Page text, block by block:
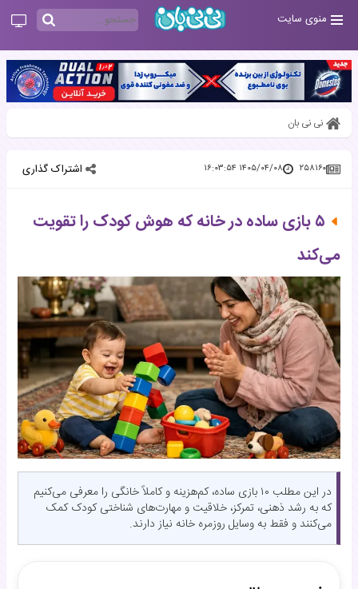
منوی سایت
نی نی بان
۲۵۸۱۶۰ ۱۴۰۵/۰۴/۰۸ ۱۶:۰۳:۵۴ اشتراک گذاری
۵ بازی ساده در خانه که هوش کودک را تقویت
می‌کند
در این مطلب ۱۰ بازی ساده، کم‌هزینه و کاملاً خانگی را معرفی می‌کنیم
که به رشد ذهنی، تمرکز، خلاقیت و مهارت‌های شناختی کودک کمک
می‌کنند و فقط به وسایل روزمره خانه نیاز دارند.